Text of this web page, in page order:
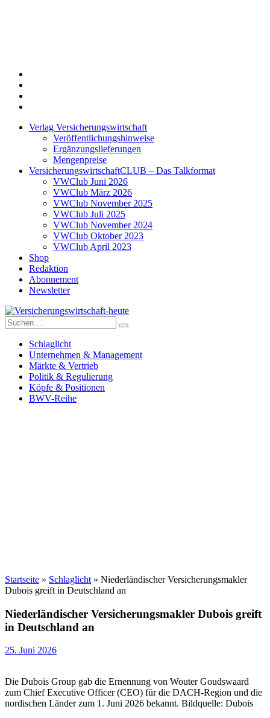
Verlag Versicherungswirtschaft
Veröffentlichungshinweise
Ergänzungslieferungen
Mengenpreise
VersicherungswirtschaftCLUB – Das Talkformat
VWClub Juni 2026
VWClub März 2026
VWClub November 2025
VWClub Juli 2025
VWClub November 2024
VWClub Oktober 2023
VWClub April 2023
Shop
Redaktion
Abonnement
Newsletter
Versicherungswirtschaft-heute
Suche
nach:
Schlaglicht
Unternehmen & Management
Märkte & Vertrieb
Politik & Regulierung
Köpfe & Positionen
BWV-Reihe
Startseite » Schlaglicht » Niederländischer Versicherungsmakler
Dubois greift in Deutschland an
Niederländischer Versicherungsmakler Dubois greift
in Deutschland an
25. Juni 2026
Die Dubois Group gab die Ernennung von Wouter Goudswaard
zum Chief Executive Officer (CEO) für die DACH-Region und die
nordischen Länder zum 1. Juni 2026 bekannt. Bildquelle: Dubois